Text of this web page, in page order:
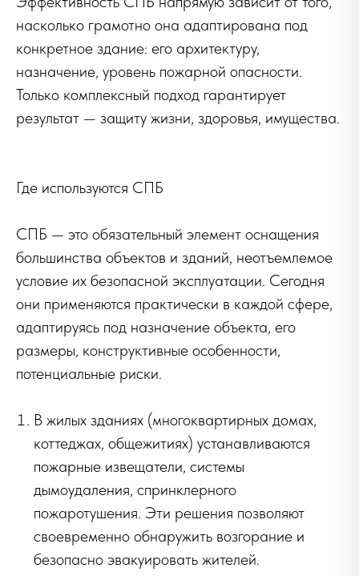
насколько грамотно она адаптирована под
конкретное здание: его архитектуру,
назначение, уровень пожарной опасности.
Только комплексный подход гарантирует
результат — защиту жизни, здоровья, имущества.
Где используются СПБ
СПБ — это обязательный элемент оснащения
большинства объектов и зданий, неотъемлемое
условие их безопасной эксплуатации. Сегодня
они применяются практически в каждой сфере,
адаптируясь под назначение объекта, его
размеры, конструктивные особенности,
потенциальные риски.
В жилых зданиях (многоквартирных домах,
коттеджах, общежитиях) устанавливаются
пожарные извещатели, системы
дымоудаления, спринклерного
пожаротушения. Эти решения позволяют
своевременно обнаружить возгорание и
безопасно эвакуировать жителей.